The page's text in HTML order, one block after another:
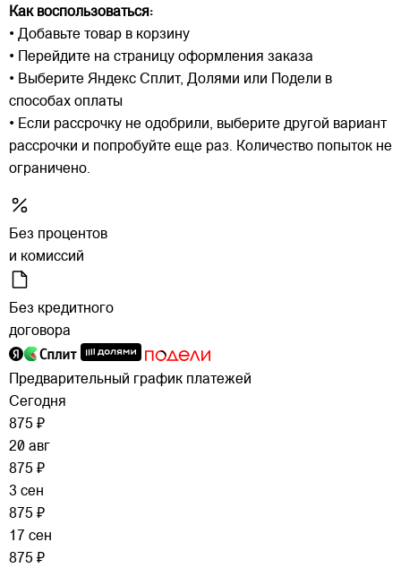
Как воспользоваться:
• Добавьте товар в корзину
• Перейдите на страницу оформления заказа
• Выберите Яндекс Сплит, Долями или Подели в
способах оплаты
• Если рассрочку не одобрили, выберите другой вариант
рассрочки и попробуйте еще раз. Количество попыток не
ограничено.
Без процентов
и комиссий
Без кредитного
договора
Предварительный график платежей
Сегодня
875 ₽
20 авг
875 ₽
3 сен
875 ₽
17 сен
875 ₽